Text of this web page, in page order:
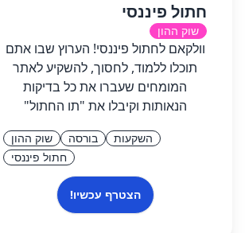
חתול פיננסי
שוק ההון
וולקאם לחתול פיננסי! הערוץ שבו אתם
תוכלו ללמוד, לחסוך, להשקיע לאתר
המומחים שעברו את כל בדיקות
הנאותות וקיבלו את "תו החתול"
השקעות בורסה
שוק ההון
חתול פיננסי
הצטרף עכשיו!